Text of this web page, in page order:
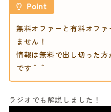
Point
無料オファーと有料オフ
ません！
情報は無料で出し切った
です＾＾
ラジオでも解説しました！